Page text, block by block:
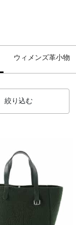
ウィメンズ革小物
絞り込む